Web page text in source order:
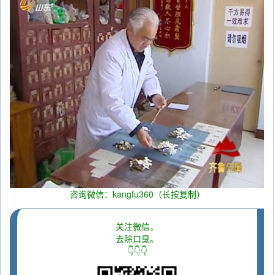
咨询微信：kangfu360（长按复制）
关注微信，
去除口臭。
👇👇👇